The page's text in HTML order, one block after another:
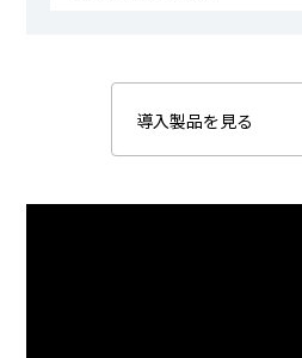
導入製品を見る